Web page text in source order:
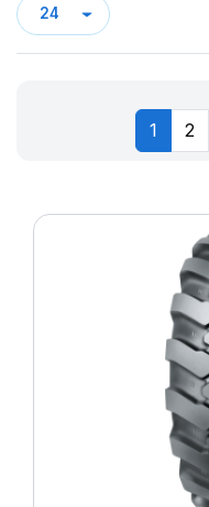
MPT20
NB38
1 2